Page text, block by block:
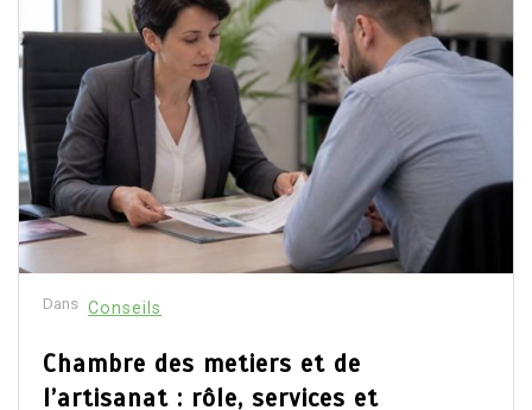
Dans Conseils
Chambre des metiers et de
l’artisanat : rôle, services et